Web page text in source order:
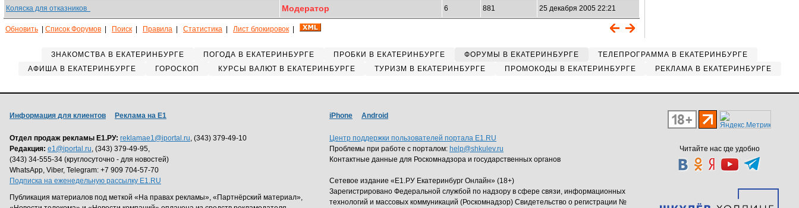
Коляска для отказников Модератор 6 881 25 декабря 2005 22:21
Обновить Список Форумов Поиск Правила Статистика Лист блокировок
ЗНАКОМСТВА В ЕКАТЕРИНБУРГЕ ПОГОДА В ЕКАТЕРИНБУРГЕ ПРОБКИ В ЕКАТЕРИНБУРГЕ ФОРУМЫ В ЕКАТЕРИНБУРГЕ
ТЕЛЕПРОГРАММА В ЕКАТЕРИНБУРГЕ
АФИША В ЕКАТЕРИНБУРГЕ
ГОРОСКОП КУРСЫ ВАЛЮТ В ЕКАТЕРИНБУРГЕ ТУРИЗМ В ЕКАТЕРИНБУРГЕ ПРОМОКОДЫ В ЕКАТЕРИНБУРГЕ РЕКЛАМА В ЕКАТЕРИНБУРГЕ
Читайте нас где удобно
Информация для клиентов Реклама на Е1
Отдел продаж рекламы Е1.РУ: reklamae1@iportal.ru, (343) 379-49-10
Редакция: e1@iportal.ru, (343) 379-49-95,
(343) 34-555-34 (круглосуточно - для новостей)
WhatsApp, Viber, Telegram: +7 909 704-57-70
Подписка на еженедельную рассылку E1.RU
Публикация материалов под меткой «На правах рекламы», «Партнёрский материал»,
iPhone Android
Центр поддержки пользователей портала E1.RU
Проблемы при работе с порталом: help@shkulev.ru
Контактные данные для Роскомнадзора и государственных органов
Сетевое издание «Е1.РУ Екатеринбург Онлайн» (18+)
Зарегистрировано Федеральной службой по надзору в сфере связи, информационных
технологий и массовых коммуникаций (Роскомнадзор) Свидетельство о регистрации №